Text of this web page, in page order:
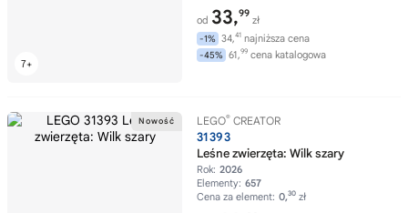
od 33,99
zł
-1% 34,41 najniższa cena
-45% 61,99 cena katalogowa
LEGO® CREATOR
31393
Leśne zwierzęta: Wilk szary
Rok: 2026
Elementy: 657
Cena za element: 0,30 zł